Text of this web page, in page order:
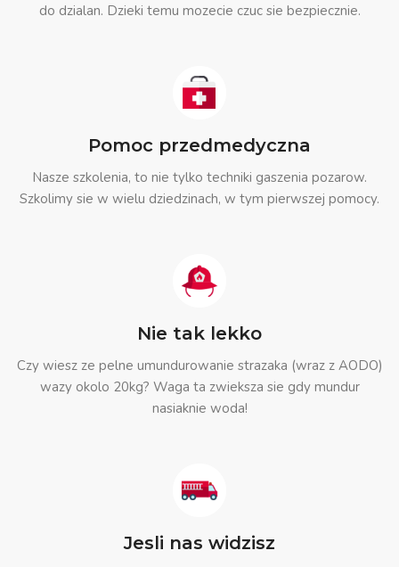
do dzialan. Dzieki temu mozecie czuc sie bezpiecznie.
Pomoc przedmedyczna
Nasze szkolenia, to nie tylko techniki gaszenia pozarow.
Szkolimy sie w wielu dziedzinach, w tym pierwszej pomocy.
Nie tak lekko
Czy wiesz ze pelne umundurowanie strazaka (wraz z AODO)
wazy okolo 20kg? Waga ta zwieksza sie gdy mundur
nasiaknie woda!
Jesli nas widzisz